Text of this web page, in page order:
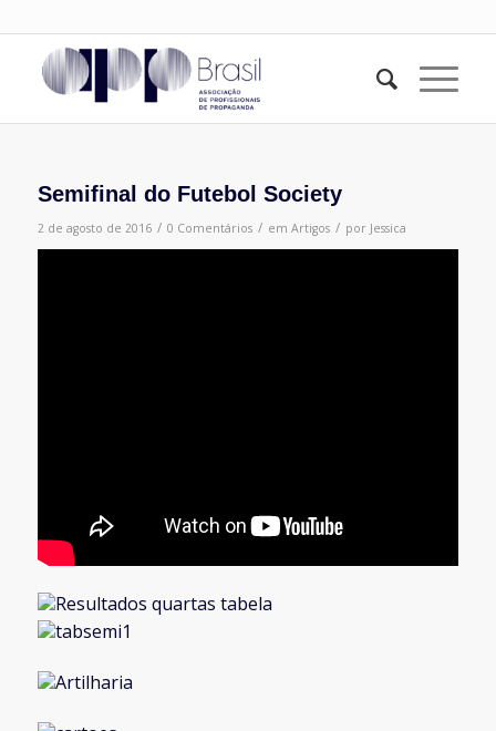
Semifinal do Futebol Society
2 de agosto de 2016 / 0 Comentários / em Artigos / por Jessica